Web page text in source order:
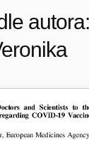
autora: